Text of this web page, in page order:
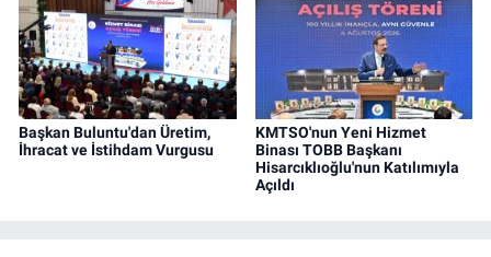
Başkan Buluntu'dan Üretim,
İhracat ve İstihdam Vurgusu
KMTSO'nun Yeni Hizmet
Binası TOBB Başkanı
Hisarcıklıoğlu'nun Katılımıyla
Açıldı